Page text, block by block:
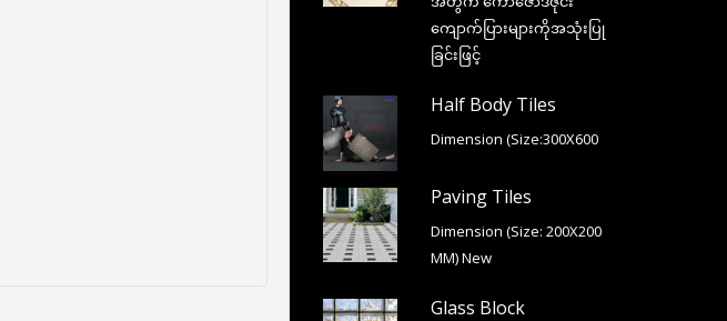
ကျောက်ပြားများကိုအသုံးပြု
ခြင်းဖြင့်
Half Body Tiles
Dimension (Size:300X600
Paving Tiles
Dimension (Size: 200X200
MM) New
Glass Block